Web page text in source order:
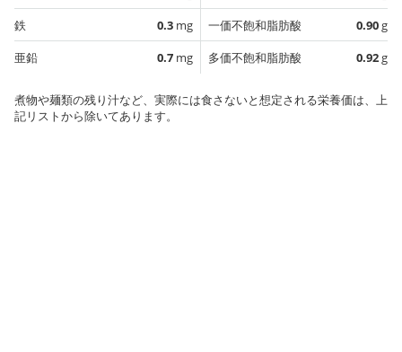
鉄
0.3 mg
亜鉛
0.7 mg
一価不飽和脂肪酸
0.90g
多価不飽和脂肪酸
0.92g
煮物や麺類の残り汁など、実際には食さないと想定される栄養価は、上
記リストから除いてあります。